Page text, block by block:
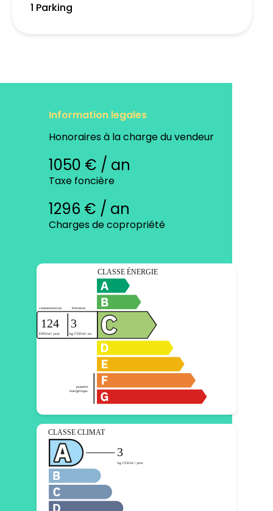
1 Parking
Information legales
Honoraires à la charge du vendeur
1050 € / an
Taxe foncière
1296 € / an
Charges de copropriété